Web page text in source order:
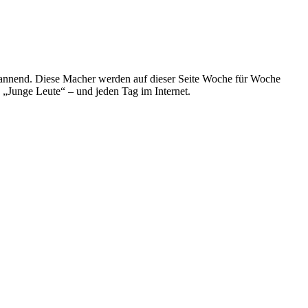
Diese Macher werden auf dieser Seite Woche für Woche
Leute“ – und jeden Tag im Internet.